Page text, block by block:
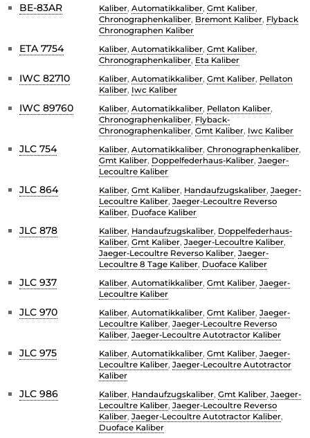
BE-83AR Kaliber, Automatikkaliber, Gmt Kaliber,
Chronographenkaliber, Bremont Kaliber, Flyback
Chronographen Kaliber
ETA 7754 Kaliber, Automatikkaliber, Gmt Kaliber,
Chronographenkaliber, Eta Kaliber
IWC 82710 Kaliber, Automatikkaliber, Gmt Kaliber, Pellaton
Kaliber, Iwc Kaliber
IWC 89760 Kaliber, Automatikkaliber, Pellaton Kaliber,
Chronographenkaliber, Flyback-
Chronographenkaliber, Gmt Kaliber, Iwc Kaliber
JLC 754 Kaliber, Automatikkaliber, Chronographenkaliber,
Gmt Kaliber, Doppelfederhaus-Kaliber, Jaeger-
Lecoultre Kaliber
JLC 864 Kaliber, Gmt Kaliber, Handaufzugskaliber, Jaeger-
Lecoultre Kaliber, Jaeger-Lecoultre Reverso
Kaliber, Duoface Kaliber
JLC 878 Kaliber, Handaufzugskaliber, Doppelfederhaus-
Kaliber, Gmt Kaliber, Jaeger-Lecoultre Kaliber,
Jaeger-Lecoultre Reverso Kaliber, Jaeger-
Lecoultre 8 Tage Kaliber, Duoface Kaliber
JLC 937 Kaliber, Automatikkaliber, Gmt Kaliber, Jaeger-
Lecoultre Kaliber
JLC 970 Kaliber, Automatikkaliber, Gmt Kaliber, Jaeger-
Lecoultre Kaliber, Jaeger-Lecoultre Reverso
Kaliber, Jaeger-Lecoultre Autotractor Kaliber
JLC 975 Kaliber, Automatikkaliber, Gmt Kaliber, Jaeger-
Lecoultre Kaliber, Jaeger-Lecoultre Autotractor
Kaliber
JLC 986 Kaliber, Handaufzugskaliber, Gmt Kaliber, Jaeger-
Lecoultre Kaliber, Jaeger-Lecoultre Reverso
Kaliber, Jaeger-Lecoultre Autotractor Kaliber,
Duoface Kaliber